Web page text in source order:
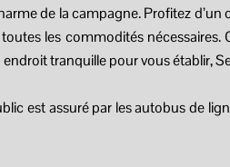
de la campagne. Profitez
les commodités nécessaires.
endroit tranquille pour vous établir,
est assuré par les autobus de